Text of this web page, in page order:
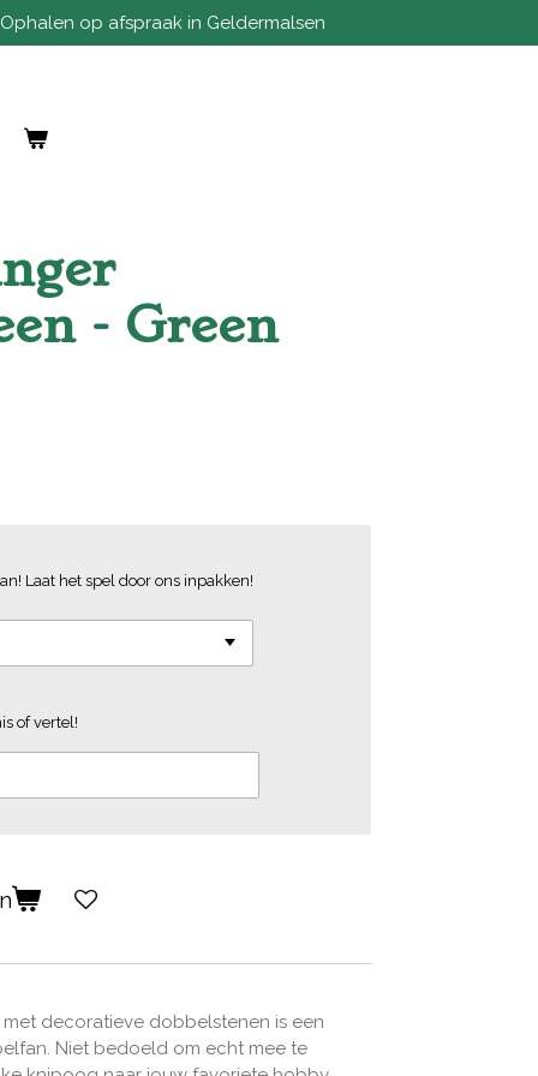
Ophalen op afspraak in Geldermalsen
- Green
Laat het spel door ons inpakken!
of vertel!
decoratieve dobbelstenen is een
Niet bedoeld om echt mee te